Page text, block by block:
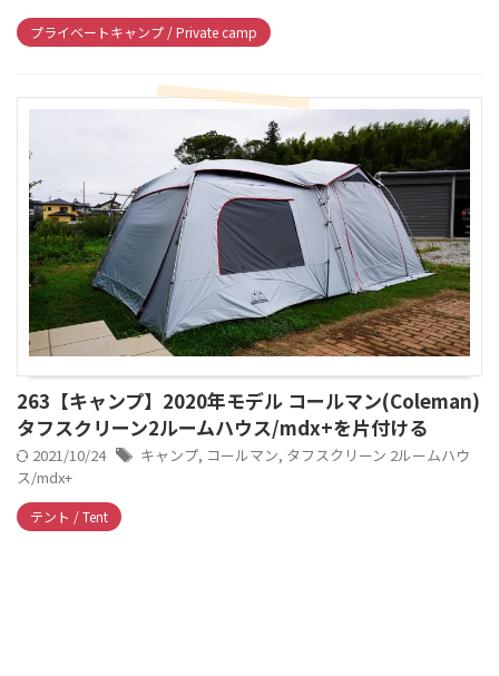
プライベートキャンプ / Private camp
263【キャンプ】2020年モデル コールマン(Coleman)
タフスクリーン2ルームハウス/mdx+を片付ける
2021/10/24 キャンプ, コールマン, タフスクリーン 2ルームハウ
ス/mdx+
テント / Tent